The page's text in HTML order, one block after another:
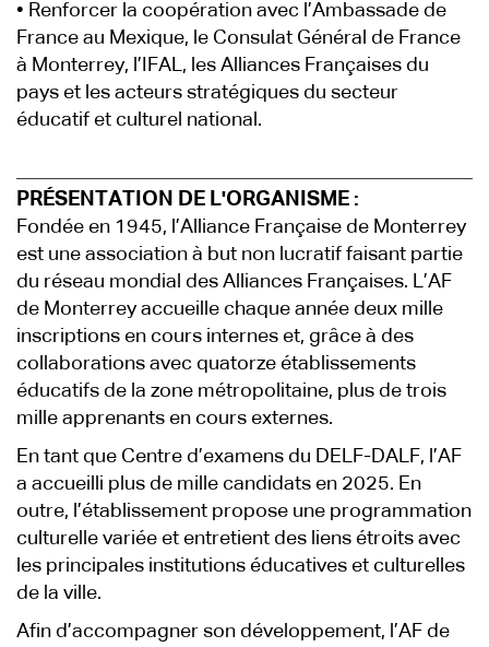
• Renforcer la coopération avec l’Ambassade de
France au Mexique, le Consulat Général de France
à Monterrey, l’IFAL, les Alliances Françaises du
pays et les acteurs stratégiques du secteur
éducatif et culturel national.
PRÉSENTATION DE L'ORGANISME :
Fondée en 1945, l’Alliance Française de Monterrey
est une association à but non lucratif faisant partie
du réseau mondial des Alliances Françaises. L’AF
de Monterrey accueille chaque année deux mille
inscriptions en cours internes et, grâce à des
collaborations avec quatorze établissements
éducatifs de la zone métropolitaine, plus de trois
mille apprenants en cours externes.
En tant que Centre d’examens du DELF-DALF, l’AF
a accueilli plus de mille candidats en 2025. En
outre, l’établissement propose une programmation
culturelle variée et entretient des liens étroits avec
les principales institutions éducatives et culturelles
de la ville.
Afin d’accompagner son développement, l’AF de